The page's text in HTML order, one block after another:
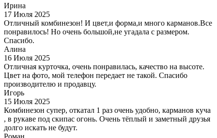
Ирина
17 Июля 2025
Отличный комбинезон! И цвет,и форма,и много карманов.Все
понравилось! Но очень большой,не угадала с размером.
Спасибо.
Алина
16 Июля 2025
Отличная курточка, очень понравилась, качество на высоте.
Цвет на фото, мой телефон передает не такой. Спасибо
производителю и продавцу.
Игорь
15 Июля 2025
Комбинезон супер, откатал 1 раз очень удобно, карманов куча
, в рукаве под скипас огонь. Очень тёплый и заметный друзья
долго искать не будут.